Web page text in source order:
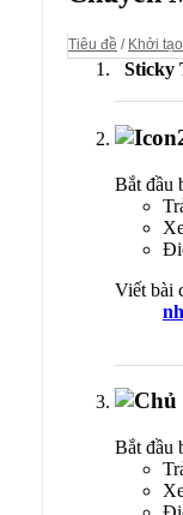
Tiêu đề / Khởi
Sticky
Bắt đầu
Viết bài
Bắt đầu